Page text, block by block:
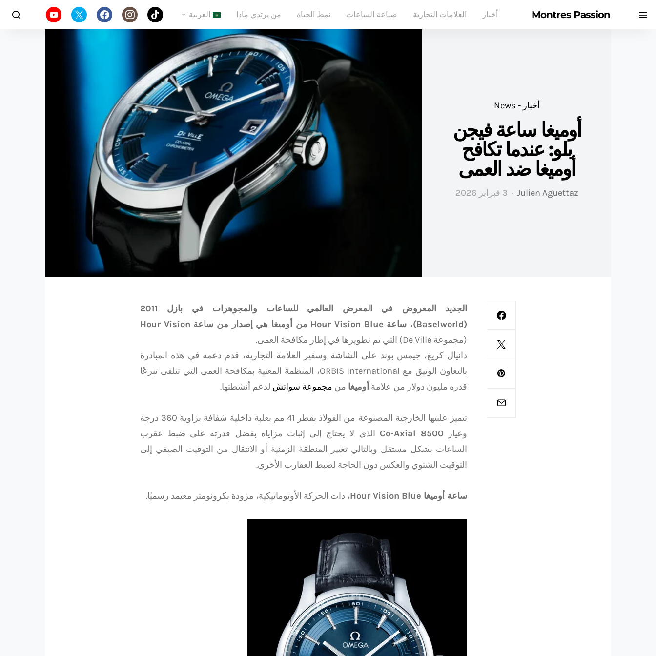
Montres Passion أخبار العلامات التجارية صناعة الساعات نمط الحياة من يرتدي ماذا العربية
أخبار - News
أوميغا ساعة فيجن
بلو: عندما تكافح
أوميغا ضد العمى
Julien Aguettaz 3 فبراير 2026
الجديد المعروض في المعرض العالمي للساعات والمجوهرات في بازل 2011
(Baselworld)، ساعة Hour Vision Blue من أوميغا هي إصدار من ساعة Hour Vision
(مجموعة De Ville) التي تم تطويرها في إطار مكافحة العمى.
دانيال كريغ، جيمس بوند على الشاشة وسفير العلامة التجارية، قدم دعمه في هذه المبادرة
بالتعاون الوثيق مع ORBIS International، المنظمة المعنية بمكافحة العمى التي تتلقى تبرعًا
قدره مليون دولار من علامة أوميغا من مجموعة سواتش لدعم أنشطتها.
تتميز علبتها الخارجية المصنوعة من الفولاذ بقطر 41 مم بعلبة داخلية شفافة بزاوية 360 درجة
وعيار Co-Axial 8500 الذي لا يحتاج إلى إثبات مزاياه بفضل قدرته على ضبط عقرب
الساعات بشكل مستقل وبالتالي تغيير المنطقة الزمنية أو الانتقال من التوقيت الصيفي إلى
التوقيت الشتوي والعكس دون الحاجة لضبط العقارب الأخرى.
ساعة أوميغا Hour Vision Blue ، ذات الحركة الأوتوماتيكية، مزودة بكرونومتر معتمد رسميًا.